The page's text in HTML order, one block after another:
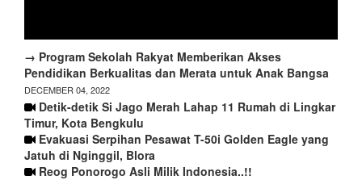
→ Program Sekolah Rakyat Memberikan Akses
Pendidikan Berkualitas dan Merata untuk Anak Bangsa
DECEMBER 04, 2022
Detik-detik Si Jago Merah Lahap 11 Rumah di Lingkar
Timur, Kota Bengkulu
Evakuasi Serpihan Pesawat T-50i Golden Eagle yang
Jatuh di Nginggil, Blora
Reog Ponorogo Asli Milik Indonesia..!!